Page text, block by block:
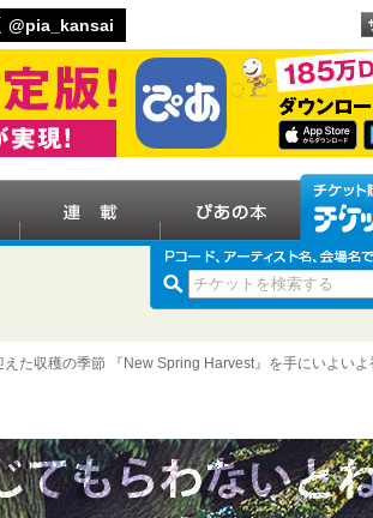
@pia_kansai
た収穫の季節 『New Spring Harvest』を手にいよい